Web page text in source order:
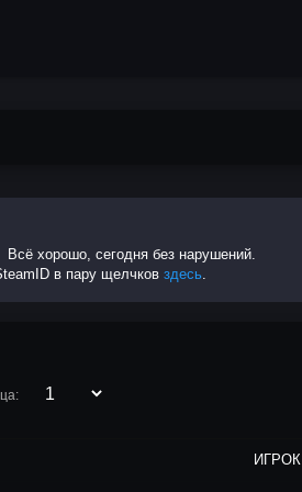
Всё хорошо, сегодня без нарушений.
в пару щелчков здесь.
ИГРОК